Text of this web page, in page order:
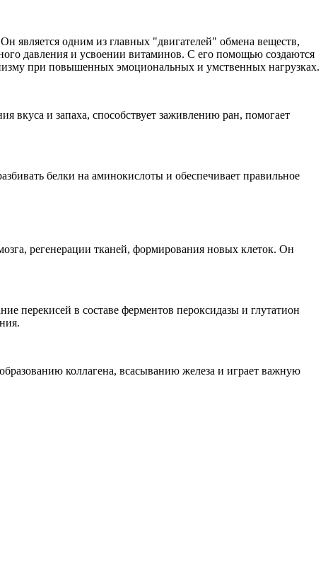
является одним из главных "двигателей" обмена веществ,
давления и усвоении витаминов. С его помощью создаются
при повышенных эмоциональных и умственных нагрузках.
вкуса и запаха, способствует заживлению ран, помогает
белки на аминокислоты и обеспечивает правильное
регенерации тканей, формирования новых клеток. Он
перекисей в составе ферментов пероксидазы и глутатион
коллагена, всасыванию железа и играет важную